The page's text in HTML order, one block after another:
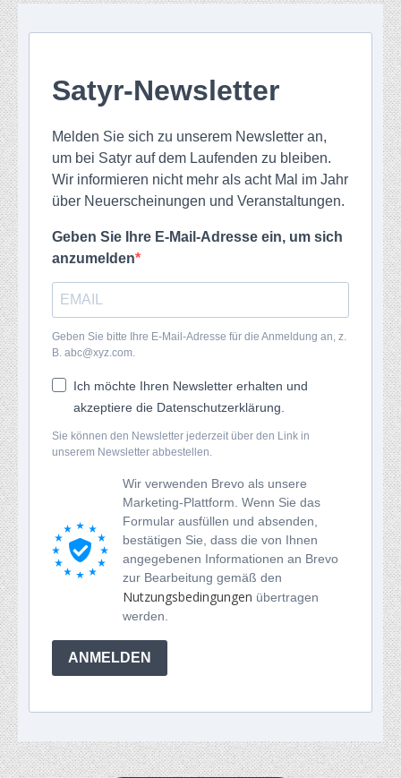
Satyr-Newsletter
Melden Sie sich zu unserem Newsletter an,
um bei Satyr auf dem Laufenden zu bleiben.
Wir informieren nicht mehr als acht Mal im Jahr
über Neuerscheinungen und Veranstaltungen.
Geben Sie Ihre E-Mail-Adresse ein, um sich
anzumelden
Geben Sie bitte Ihre E-Mail-Adresse für die Anmeldung an, z.
B. abc@xyz.com.
Ich möchte Ihren Newsletter erhalten und
akzeptiere die Datenschutzerklärung.
Sie können den Newsletter jederzeit über den Link in
unserem Newsletter abbestellen.
Wir verwenden Brevo als unsere
Marketing-Plattform. Wenn Sie das
Formular ausfüllen und absenden,
bestätigen Sie, dass die von Ihnen
angegebenen Informationen an Brevo
zur Bearbeitung gemäß den
Nutzungsbedingungen übertragen
werden.
ANMELDEN